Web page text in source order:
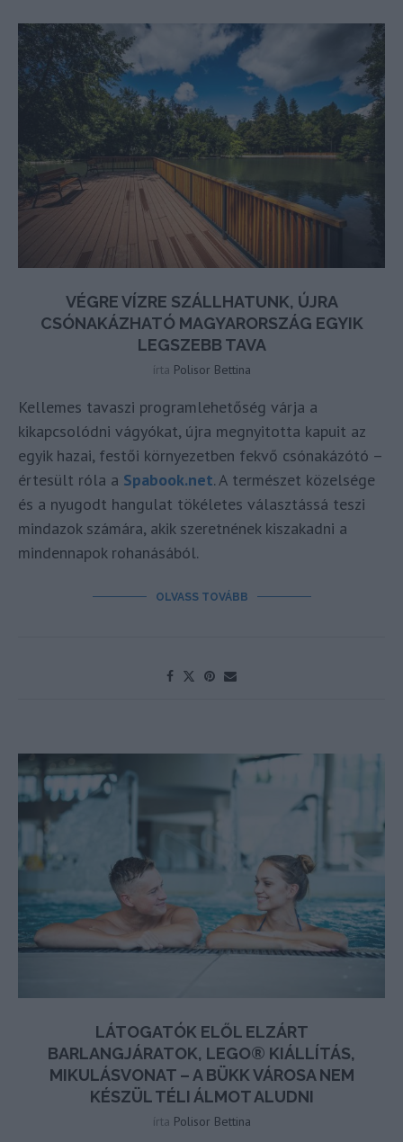
VÉGRE VÍZRE SZÁLLHATUNK, ÚJRA
CSÓNAKÁZHATÓ MAGYARORSZÁG EGYIK
LEGSZEBB TAVA
írta Polisor Bettina
Kellemes tavaszi programlehetőség várja a
kikapcsolódni vágyókat, újra megnyitotta kapuit az
egyik hazai, festői környezetben fekvő csónakázótó –
értesült róla a Spabook.net. A természet közelsége
és a nyugodt hangulat tökéletes választássá teszi
mindazok számára, akik szeretnének kiszakadni a
mindennapok rohanásából.
OLVASS TOVÁBB
LÁTOGATÓK ELŐL ELZÁRT
BARLANGJÁRATOK, LEGO® KIÁLLÍTÁS,
MIKULÁSVONAT – A BÜKK VÁROSA NEM
KÉSZÜL TÉLI ÁLMOT ALUDNI
írta Polisor Bettina